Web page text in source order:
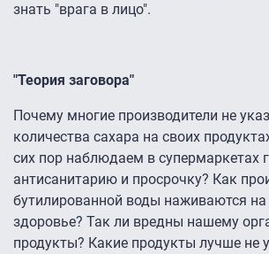
знать "врага в лицо".
"Теория заговора"
Почему многие производители не
количества сахара на своих
сих пор наблюдаем в супермаркетах
антисанитарию и просрочку? Как
бутилированной воды наживаются
здоровье? Так ли вредны нашему
продукты? Какие продукты лучше не